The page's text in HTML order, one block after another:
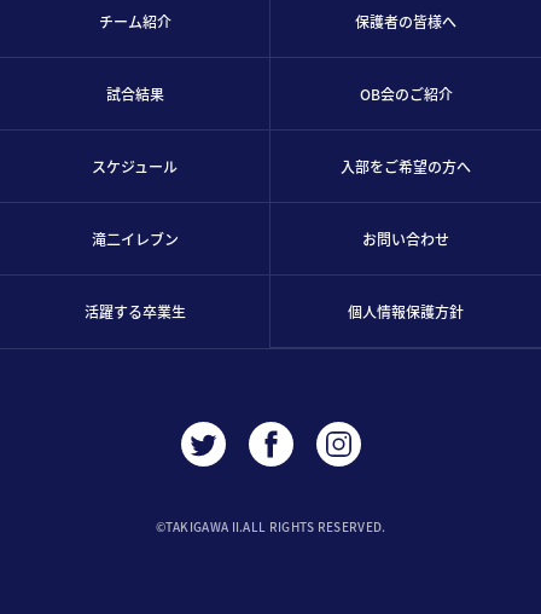
チーム紹介
試合結果
スケジュール
滝二イレブン
活躍する卒業生
保護者の皆様へ
OB会のご紹介
入部をご希望の方へ
お問い合わせ
個人情報保護方針
©︎TAKIGAWA II.ALL RIGHTS RESERVED.